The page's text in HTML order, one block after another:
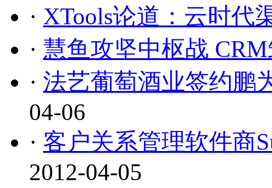
· XTools论道：云时代
· 慧鱼攻坚中枢战
· 法艺葡萄酒业签约鹏
04-06
· 客户关系管理软件商
2012-04-05